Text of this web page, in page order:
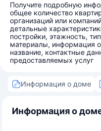
Получите подробную
общее количество
организаций или
детальные
постройки, этажность,
материалы, информация
название, контактные
предоставляемых услуг
Информация о доме
Информация о